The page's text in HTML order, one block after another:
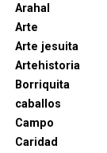
Arahal
Arte
Arte jesuita
Artehistoria
Borriquita
caballos
Campo
Caridad